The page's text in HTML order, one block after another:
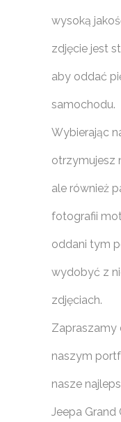
wysoką
zdjęcie jest
aby oddać
samochodu.
Wybierając
otrzymujesz
ale również
fotografii
oddani tym
wydobyć z
zdjęciach.
Zapraszamy
naszym
nasze
Jeepa Grand